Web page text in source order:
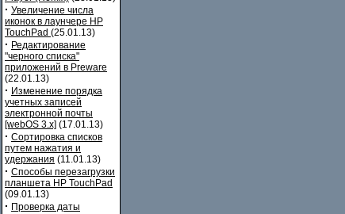
· Увеличение числа
иконок в лаунчере HP
TouchPad (25.01.13)
· Редактирование
"черного списка"
приложений в Preware
(22.01.13)
· Изменение порядка
учетных записей
электронной почты
[webOS 3.x] (17.01.13)
· Сортировка списков
путем нажатия и
удержания (11.01.13)
· Способы перезагрузки
планшета HP TouchPad
(09.01.13)
· Проверка даты